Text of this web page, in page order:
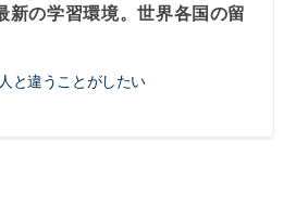
新の学習環境。世界各国の留
人と違うことがしたい